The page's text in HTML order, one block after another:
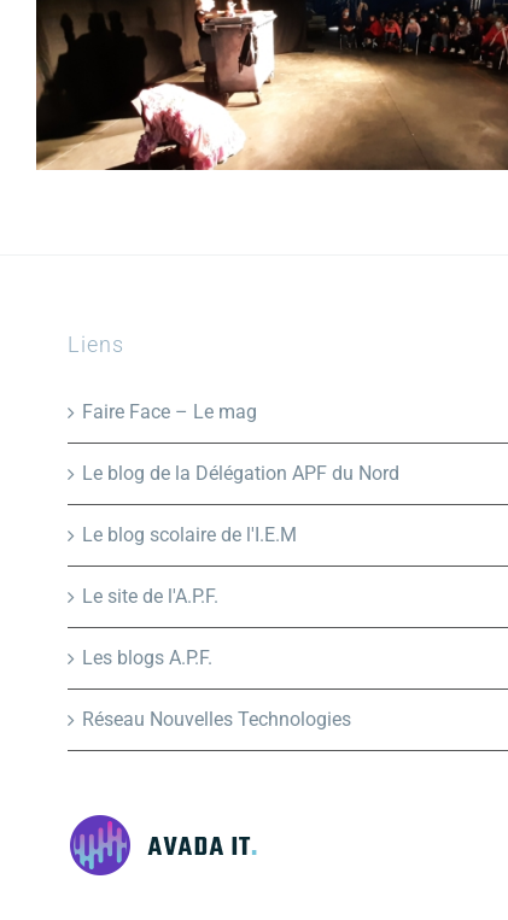
Liens
Faire Face – Le mag
Le blog de la Délégation APF du Nord
Le blog scolaire de l'I.E.M
Le site de l'A.P.F.
Les blogs A.P.F.
Réseau Nouvelles Technologies